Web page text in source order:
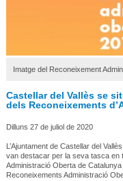
Imatge del Reconeixement
Castellar del Vallès se
dels Reconeixements
Dilluns 27 de juliol de 2020
L’Ajuntament de Castellar del
van destacar per la seva tasca en
Administració Oberta de
Reconeixements Administració